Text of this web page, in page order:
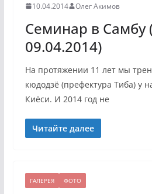
10.04.2014 Олег Акимов
Семинар в Самбу
09.04.2014)
На протяжении 11 лет мы
кюдодзё (префектура Тиба) у
Киёси. И 2014 год не
Читайте далее
ГАЛЕРЕЯ ФОТО